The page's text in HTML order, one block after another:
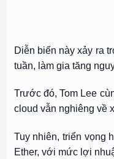
Diễn biến này xảy ra
tuần, làm gia tăng
Trước đó, Tom Lee
cloud vẫn nghiêng về
Tuy nhiên, triển vọng
Ether, với mức lợi